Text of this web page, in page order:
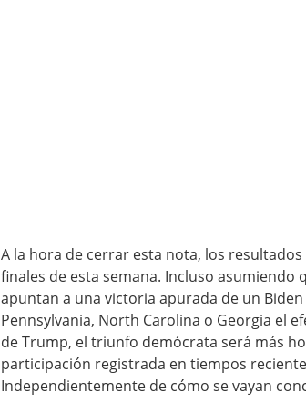
A la hora de cerrar esta nota, los
finales de esta semana. Incluso
apuntan a una victoria apurada de un
Pennsylvania, North Carolina o Georgia el
de Trump, el triunfo demócrata será más
participación registrada en tiempos
Independientemente de cómo se vayan